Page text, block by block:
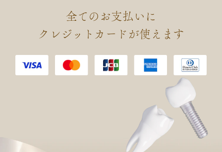
法人 日本口腔インプラント学
会 認定 口腔インプラント専門
全てのお支払いに
クレジットカードが使えます